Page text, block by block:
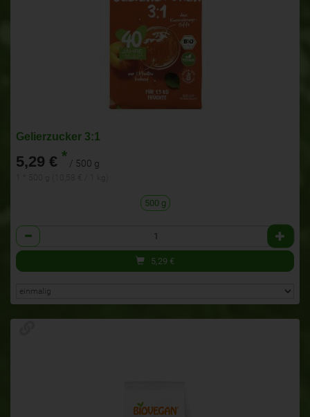
Gelierzucker 3:1
5,29 € * / 500 g
500 g
Anzahl
5,29 €